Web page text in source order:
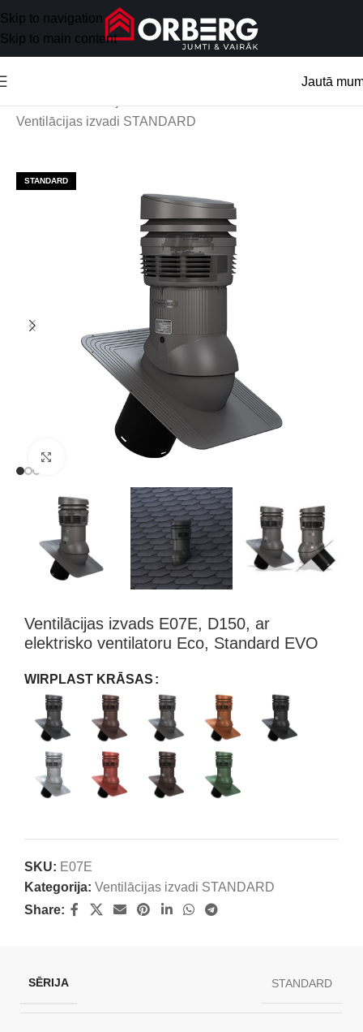
Skip to navigation
Skip to main content
Jautā
Ventilācijas izvadi STANDARD
STANDARD
Klikšķini, lai palielinātu attēlu
Ventilācijas izvads E07E, D150, ar
elektrisko ventilatoru Eco, Standard EVO
WIRPLAST KRĀSAS
SKU: E07E
Kategorija: Ventilācijas izvadi STANDARD
Share:
SĒRIJA STANDARD